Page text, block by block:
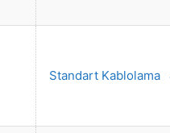
Standart Kablolama